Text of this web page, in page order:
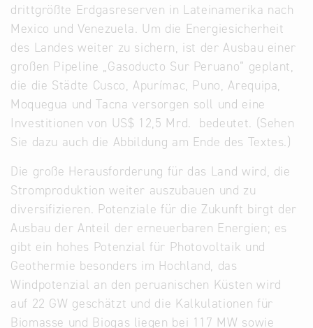
drittgrößte Erdgasreserven in Lateinamerika nach
Mexico und Venezuela. Um die Energiesicherheit
des Landes weiter zu sichern, ist der Ausbau einer
großen Pipeline „Gasoducto Sur Peruano“ geplant,
die die Städte Cusco, Apurímac, Puno, Arequipa,
Moquegua und Tacna versorgen soll und eine
Investitionen von US$ 12,5 Mrd. bedeutet. (Sehen
Sie dazu auch die Abbildung am Ende des Textes.)
Die große Herausforderung für das Land wird, die
Stromproduktion weiter auszubauen und zu
diversifizieren. Potenziale für die Zukunft birgt der
Ausbau der Anteil der erneuerbaren Energien; es
gibt ein hohes Potenzial für Photovoltaik und
Geothermie besonders im Hochland, das
Windpotenzial an den peruanischen Küsten wird
auf 22 GW geschätzt und die Kalkulationen für
Biomasse und Biogas liegen bei 117 MW sowie